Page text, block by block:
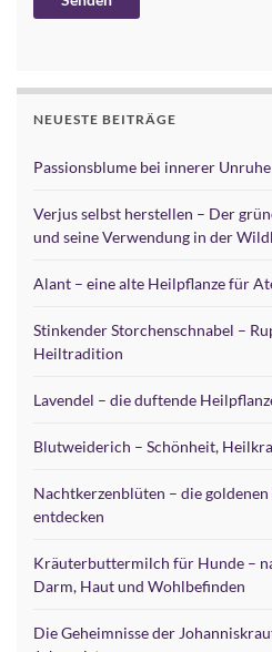
NEUESTE BEITRÄGE
Passionsblume bei innerer
Verjus selbst herstellen – Der
und seine Verwendung in der
Alant – eine alte Heilpflanze für
Stinkender Storchenschnabel –
Heiltradition
Lavendel – die duftende
Blutweiderich – Schönheit,
Nachtkerzenblüten – die
entdecken
Kräuterbuttermilch für Hunde –
Darm, Haut und Wohlbefinden
Die Geheimnisse der